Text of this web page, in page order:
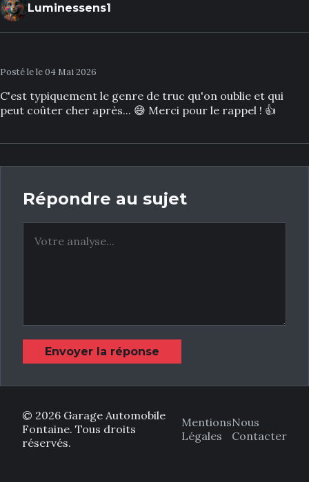
Luminessens1
Posté le le 04 Mai 2026
C'est typiquement le genre de truc qu'on oublie et qui
peut coûter cher après... 😅 Merci pour le rappel ! 👍
Répondre au sujet
Envoyer la réponse
© 2026 Garage Automobile
Fontaine. Tous droits
réservés.
Mentions
Légales
Nous
Contacter